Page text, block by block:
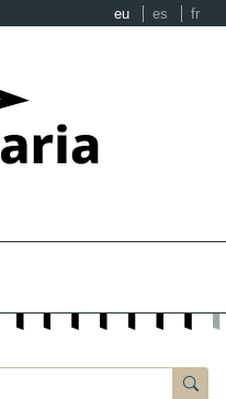
eu es fr